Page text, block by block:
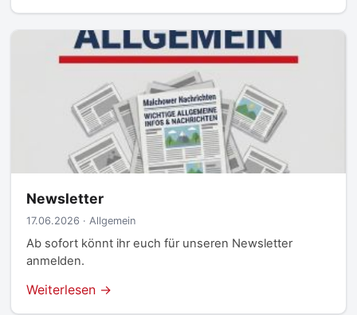
Newsletter
17.06.2026 · Allgemein
Ab sofort könnt ihr euch für unseren Newsletter
anmelden.
Weiterlesen →